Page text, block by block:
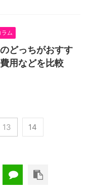
ラム
どっちがおすす
用などを比較
13 14